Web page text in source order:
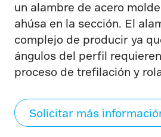
un alambre de acero
ahúsa en la sección. El
complejo de producir ya
ángulos del perfil
proceso de trefilación y
Solicitar más